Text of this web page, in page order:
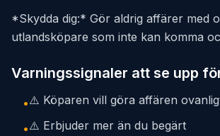
*Skydda dig:* Gör aldrig affärer med
utlandsköpare som inte kan komma
Varningssignaler att se upp
•⚠️ Köparen vill göra affären
•⚠️ Erbjuder mer än du begärt